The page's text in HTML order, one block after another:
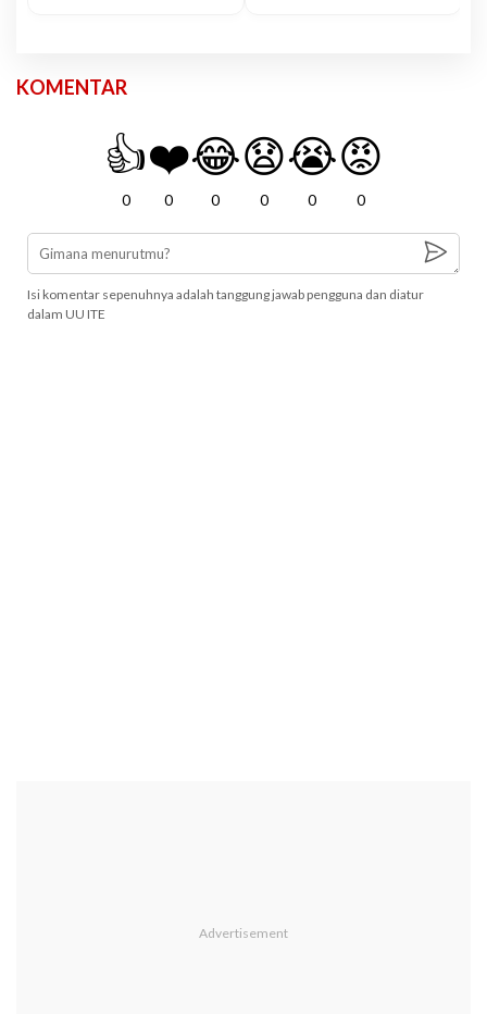
KOMENTAR
👍
0
❤️
0
😂
0
😧
0
😭
0
😡
0
Isi komentar sepenuhnya adalah tanggung jawab pengguna dan diatur
dalam UU ITE